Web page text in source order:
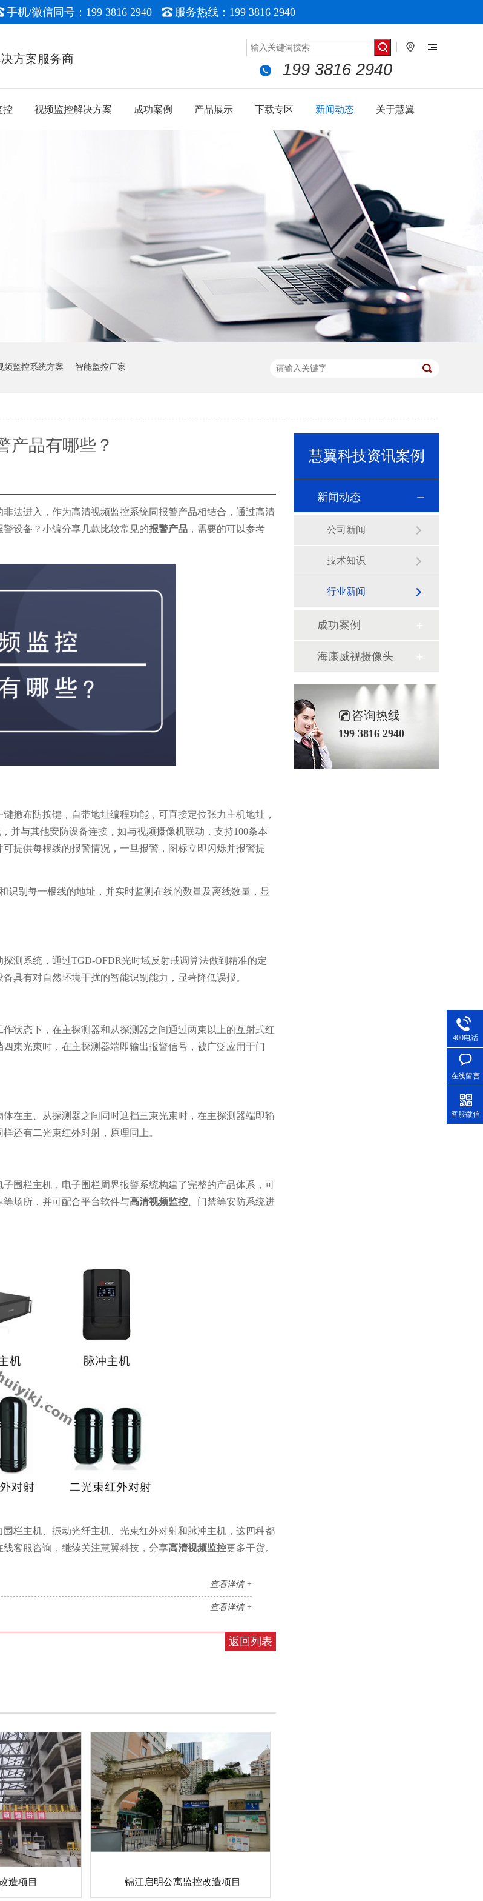
手机/微信同号：199 3816 2940 服务热线：199 3816 2940
方案服务商
199 3816 2940
控 视频监控解决方案 成功案例 产品展示 下载专区 新闻动态 关于慧翼
频监控系统方案 智能监控厂家
产品有哪些？
法进入，作为高清视频监控系统同报警产品相结合，通过高清
警设备？小编分享几款比较常见的报警产品 ，需要的可以参考
撤布防按键，自带地址编程功能，可直接定位张力主机地址，
并与其他安防设备连接，如与视频摄像机联动，支持100条本
提供每根线的报警情况，一旦报警，图标立即闪烁并报警提
别每一根线的地址，并实时监测在线的数量及离线数量，显
测系统，通过TGD-OFDR光时域反射戒调算法做到精准的定
具有对自然环境干扰的智能识别能力，显著降低误报。
状态下，在主探测器和从探测器之间通过两束以上的互射式红
束光束时，在主探测器端即输出报警信号，被广泛应用于门
在主、从探测器之间同时遮挡三束光束时，在主探测器端即输
还有二光束红外对射，原理同上。
围栏主机，电子围栏周界报警系统构建了完整的产品体系，可
场所，并可配合平台软件与高清视频监控 、门禁等安防系统进
栏主机、振动光纤主机、光束红外对射和脉冲主机，这四种都
客服咨询，继续关注慧翼科技，分享高清视频监控更多干货。
查看详情 +
查看详情 +
返回列表
造项目 锦江启明公寓监控改造项目
慧翼科技资讯案例
新闻动态
公司新闻
技术知识
行业新闻
成功案例
海康威视摄像头
咨询热线
199 3816 2940
400电话
在线留言
客服微信